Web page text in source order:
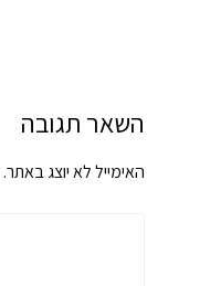
השאר תגובה
האימייל לא יוצג באתר.